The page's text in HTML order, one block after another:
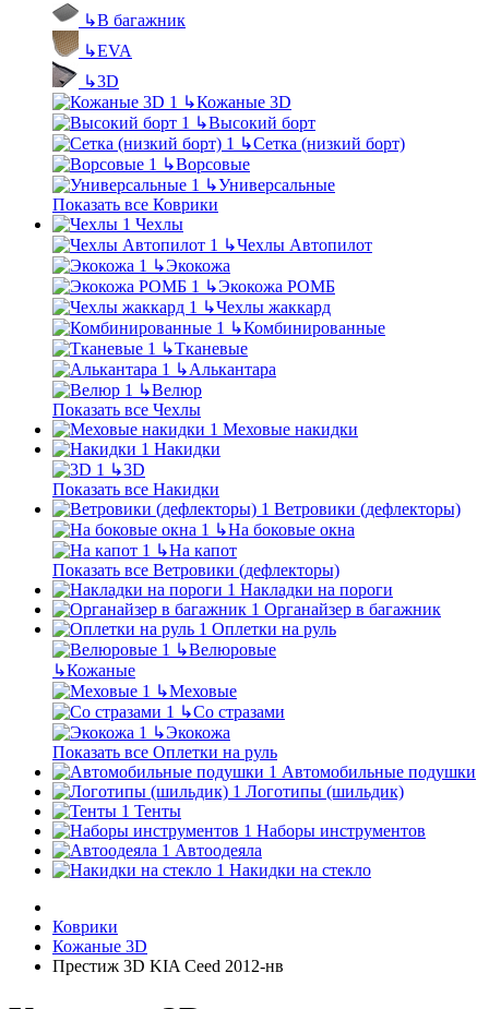
↳В багажник
↳EVA
↳3D
↳Кожаные 3D
↳Высокий борт
↳Сетка (низкий борт)
↳Ворсовые
↳Универсальные
Показать все Коврики
Чехлы
↳Чехлы Автопилот
↳Экокожа
↳Экокожа РОМБ
↳Чехлы жаккард
↳Комбинированные
↳Тканевые
↳Алькантара
↳Велюр
Показать все Чехлы
Меховые накидки
Накидки
↳3D
Показать все Накидки
Ветровики (дефлекторы)
↳На боковые окна
↳На капот
Показать все Ветровики (дефлекторы)
Накладки на пороги
Органайзер в багажник
Оплетки на руль
↳Велюровые
↳Кожаные
↳Меховые
↳Со стразами
↳Экокожа
Показать все Оплетки на руль
Автомобильные подушки
Логотипы (шильдик)
Тенты
Наборы инструментов
Автоодеяла
Накидки на стекло
Коврики
Кожаные 3D
Престиж 3D KIA Ceed 2012-нв